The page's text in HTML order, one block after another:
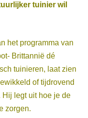
tuinier wil
het programma van
Brittannië dé
tuinieren, laat zien
of tijdrovend
Hij legt uit hoe je de
zorgen.